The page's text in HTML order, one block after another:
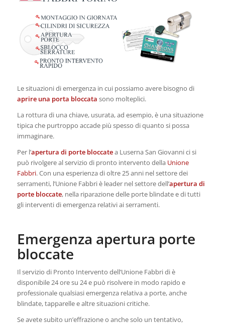
Le situazioni di emergenza in cui possiamo avere bisogno di
aprire una porta bloccata sono molteplici.
La rottura di una chiave, usurata, ad esempio, è una situazione
tipica che purtroppo accade più spesso di quanto si possa
immaginare.
Per l’apertura di porte bloccatea Luserna San Giovanni ci si
può rivolgere al servizio di pronto intervento della Unione
Fabbri. Con una esperienza di oltre 25 anni nel settore dei
serramenti, l’Unione Fabbri è leader nel settore dell’apertura di
porte bloccate, nella riparazione delle porte blindate e di tutti
gli interventi di emergenza relativi ai serramenti.
Emergenza apertura porte
bloccate
Il servizio di Pronto Intervento dell’Unione Fabbri di è
disponibile 24 ore su 24 e può risolvere in modo rapido e
professionale qualsiasi emergenza relativa a porte, anche
blindate, tapparelle e altre situazioni critiche.
Se avete subito un’effrazione o anche solo un tentativo,